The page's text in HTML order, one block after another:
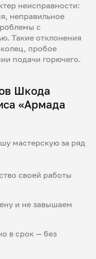
неисправности:
неправильное
с
Такие отклонения
пробое
подачи горючего.
Шкода
«Армада
мастерскую за ряд
своей работы
и не завышаем
в срок — без